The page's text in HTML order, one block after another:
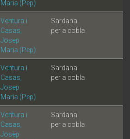
Maria (Pep)
Ventura i
Casas,
Josep
Maria (Pep)
Sardana
per a cobla
Ventura i
Casas,
Josep
Maria (Pep)
Sardana
per a cobla
Ventura i
Casas,
Josep
Sardana
per a cobla